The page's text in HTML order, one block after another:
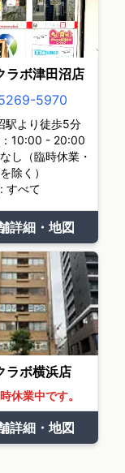
ラボ津田沼店
5970
駅より徒歩5分
10:00 - 20:00
し（臨時休業・
除く）
すべて
詳細・地図
ラボ横浜店
休業中です。
詳細・地図